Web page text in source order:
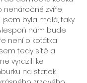
nenáročné zvíře,
jsem byla malá, taky
nám bude
není o koťátka
tedy sítě a
vyrazili ke
na statek.